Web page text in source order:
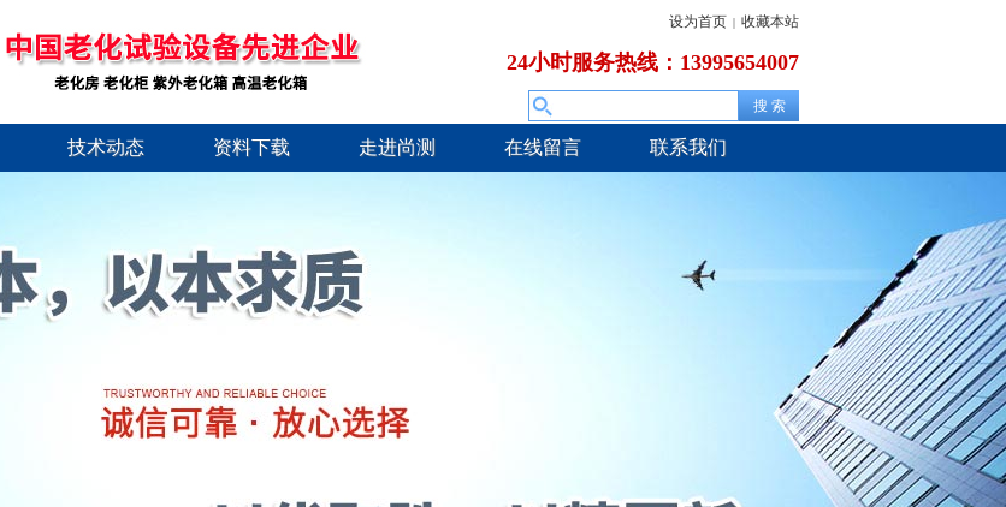
设为首页 | 收藏本站
24小时服务热线：13995654007
技术动态 资料下载 走进尚测 在线留言 联系我们